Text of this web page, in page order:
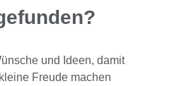
und Ideen, damit
Freude machen